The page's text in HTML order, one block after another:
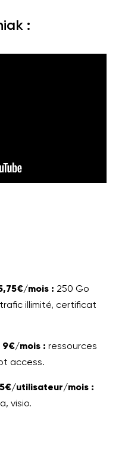
:
mois : 250 Go
illimité, certificat
9€/mois : ressources
access.
utilisateur/mois :
visio.